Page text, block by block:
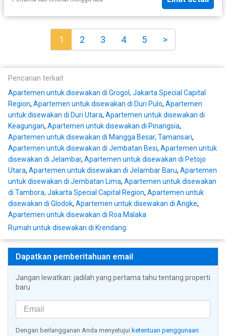
1 2 3 4 5 >
Pencarian terkait
Apartemen untuk disewakan di Grogol, Jakarta Special Capital
Region, Apartemen untuk disewakan di Duri Pulo, Apartemen
untuk disewakan di Duri Utara, Apartemen untuk disewakan di
Keagungan, Apartemen untuk disewakan di Pinangsia,
Apartemen untuk disewakan di Mangga Besar, Tamansari,
Apartemen untuk disewakan di Jembatan Besi, Apartemen untuk
disewakan di Jelambar, Apartemen untuk disewakan di Petojo
Utara, Apartemen untuk disewakan di Jelambar Baru, Apartemen
untuk disewakan di Jembatan Lima, Apartemen untuk disewakan
di Tambora, Jakarta Special Capital Region, Apartemen untuk
disewakan di Glodok, Apartemen untuk disewakan di Angke,
Apartemen untuk disewakan di Roa Malaka
Rumah untuk disewakan di Krendang
Dapatkan pemberitahuan email
Jangan lewatkan: jadilah yang pertama tahu tentang properti
baru
Dengan berlangganan Anda menyetujui ketentuan penggunaan